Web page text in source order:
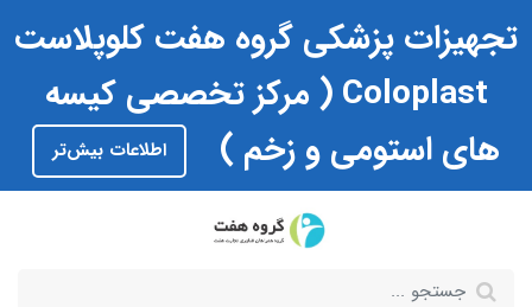
تجهیزات پزشکی گروه هفت کلوپلاست
Coloplast ( مرکز تخصصی کیسه
های استومی و زخم )
اطلاعات بیش‌تر